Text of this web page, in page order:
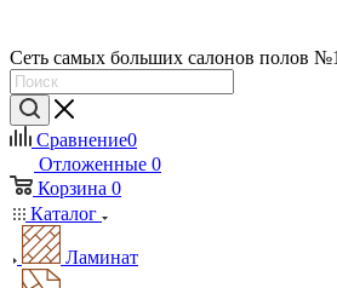
Сеть самых больших салонов полов
Сравнение0
Отложенные 0
Корзина 0
Каталог
Ламинат